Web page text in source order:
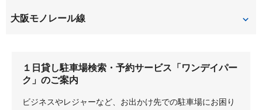
新伊丹
園田
大阪モノレール線
１日貸し駐車場検索・予約サービス「ワンデイパー
ク」のご案内
ビジネスやレジャーなど、お出かけ先での駐車場にお困り